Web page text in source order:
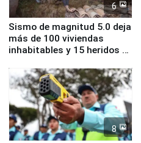
6
Sismo de magnitud 5.0 deja
más de 100 viviendas
inhabitables y 15 heridos en
8